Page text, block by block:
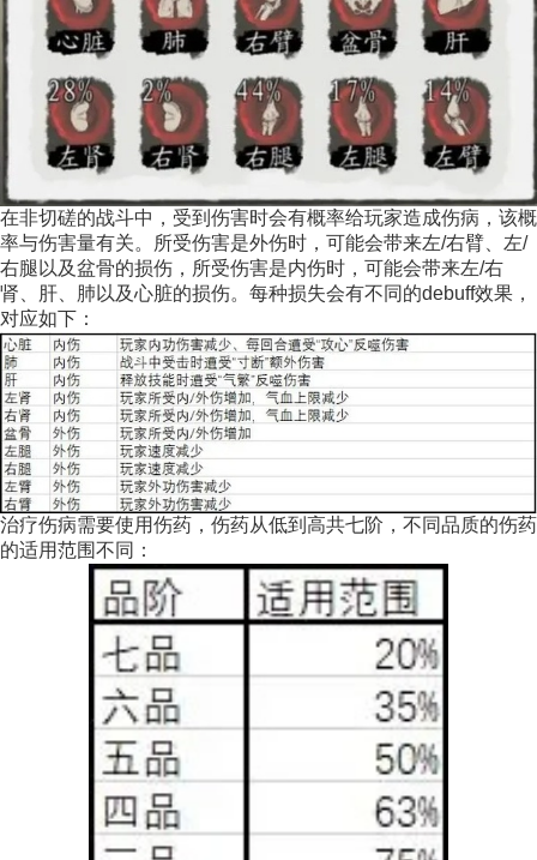
在非切磋的战斗中，受到伤害时会有概率给玩家造成伤病，该概
率与伤害量有关。所受伤害是外伤时，可能会带来左/右臂、左/
右腿以及盆骨的损伤，所受伤害是内伤时，可能会带来左/右
肾、肝、肺以及心脏的损伤。每种损失会有不同的debuff效果，
对应如下：
治疗伤病需要使用伤药，伤药从低到高共七阶，不同品质的伤药
的适用范围不同：